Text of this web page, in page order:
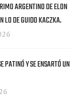
ARGENTINO DE ELON
LO DE GUIDO KACZKA.
PATINÓ Y SE ENSARTÓ UN